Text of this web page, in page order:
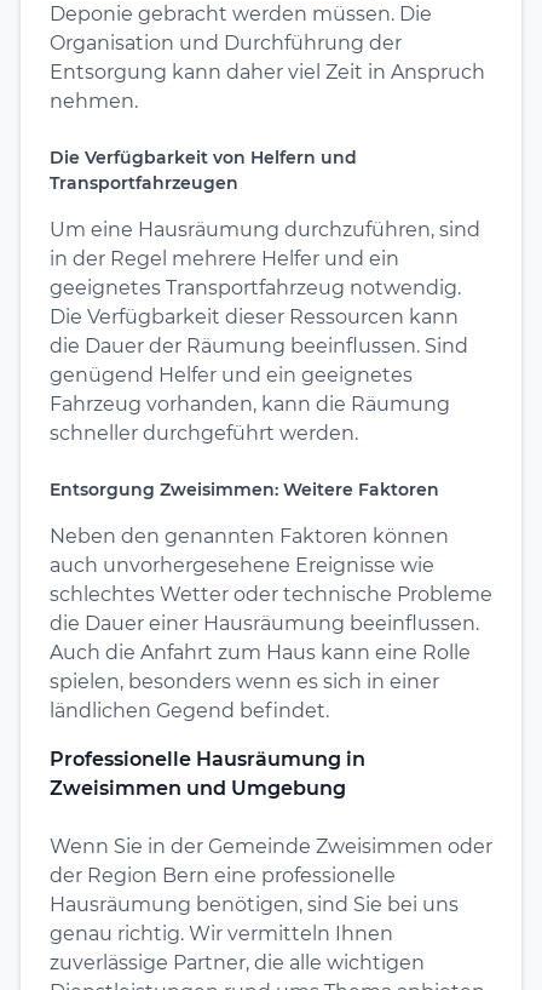
Deponie gebracht werden müssen. Die
Organisation und Durchführung der
Entsorgung kann daher viel Zeit in Anspruch
nehmen.
Die Verfügbarkeit von Helfern und
Transportfahrzeugen
Um eine Hausräumung durchzuführen, sind
in der Regel mehrere Helfer und ein
geeignetes Transportfahrzeug notwendig.
Die Verfügbarkeit dieser Ressourcen kann
die Dauer der Räumung beeinflussen. Sind
genügend Helfer und ein geeignetes
Fahrzeug vorhanden, kann die Räumung
schneller durchgeführt werden.
Entsorgung Zweisimmen: Weitere Faktoren
Neben den genannten Faktoren können
auch unvorhergesehene Ereignisse wie
schlechtes Wetter oder technische Probleme
die Dauer einer Hausräumung beeinflussen.
Auch die Anfahrt zum Haus kann eine Rolle
spielen, besonders wenn es sich in einer
ländlichen Gegend befindet.
Professionelle Hausräumung in
Zweisimmen und Umgebung
Wenn Sie in der Gemeinde Zweisimmen oder
der Region Bern eine professionelle
Hausräumung benötigen, sind Sie bei uns
genau richtig. Wir vermitteln Ihnen
zuverlässige Partner, die alle wichtigen